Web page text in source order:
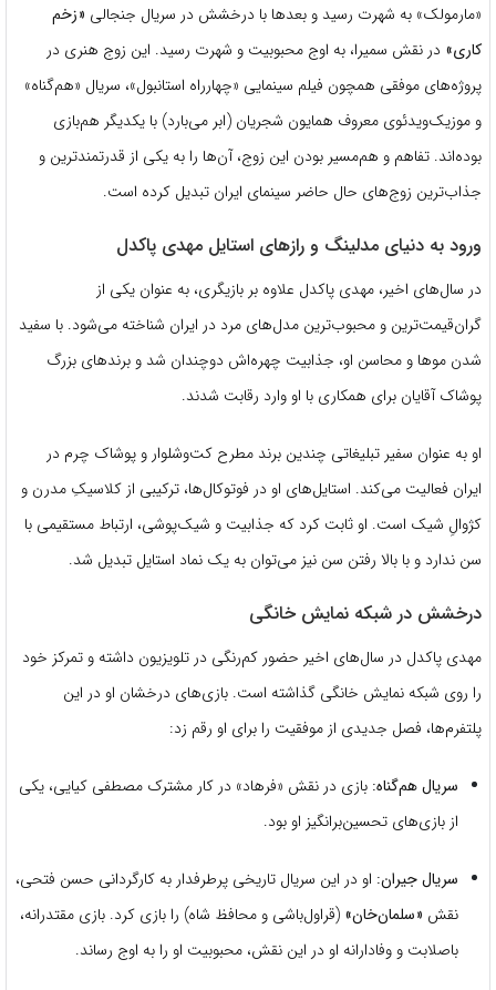
«مارمولک» به شهرت رسید و بعدها با درخشش در سریال جنجالی «زخم
کاری» در نقش سمیرا، به اوج محبوبیت و شهرت رسید. این زوج هنری در
پروژه‌های موفقی همچون فیلم سینمایی «چهارراه استانبول»، سریال «هم‌گناه»
و موزیک‌ویدئوی معروف همایون شجریان (ابر می‌بارد) با یکدیگر هم‌بازی
بوده‌اند. تفاهم و هم‌مسیر بودن این زوج، آن‌ها را به یکی از قدرتمندترین و
جذاب‌ترین زوج‌های حال حاضر سینمای ایران تبدیل کرده است.
ورود به دنیای مدلینگ و رازهای استایل مهدی پاکدل
در سال‌های اخیر، مهدی پاکدل علاوه بر بازیگری، به عنوان یکی از
گران‌قیمت‌ترین و محبوب‌ترین مدل‌های مرد در ایران شناخته می‌شود. با سفید
شدن موها و محاسن او، جذابیت چهره‌اش دوچندان شد و برندهای بزرگ
پوشاک آقایان برای همکاری با او وارد رقابت شدند.
او به عنوان سفیر تبلیغاتی چندین برند مطرح کت‌وشلوار و پوشاک چرم در
ایران فعالیت می‌کند. استایل‌های او در فوتوکال‌ها، ترکیبی از کلاسیکِ مدرن و
کژوالِ شیک است. او ثابت کرد که جذابیت و شیک‌پوشی، ارتباط مستقیمی با
سن ندارد و با بالا رفتن سن نیز می‌توان به یک نماد استایل تبدیل شد.
درخشش در شبکه نمایش خانگی
مهدی پاکدل در سال‌های اخیر حضور کم‌رنگی در تلویزیون داشته و تمرکز خود
را روی شبکه نمایش خانگی گذاشته است. بازی‌های درخشان او در این
پلتفرم‌ها، فصل جدیدی از موفقیت را برای او رقم زد:
سریال هم‌گناه: بازی در نقش «فرهاد» در کار مشترک مصطفی کیایی، یکی
از بازی‌های تحسین‌برانگیز او بود.
سریال جیران: او در این سریال تاریخی پرطرفدار به کارگردانی حسن فتحی،
نقش «سلمان‌خان» (قراول‌باشی و محافظ شاه) را بازی کرد. بازی مقتدرانه،
باصلابت و وفادارانه او در این نقش، محبوبیت او را به اوج رساند.